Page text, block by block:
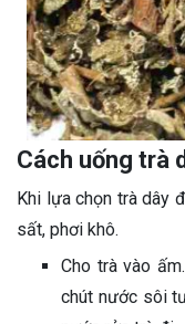
Cách uống trà
Khi lựa chọn trà dây
sất, phơi khô.
Cho trà vào
chút nước sôi